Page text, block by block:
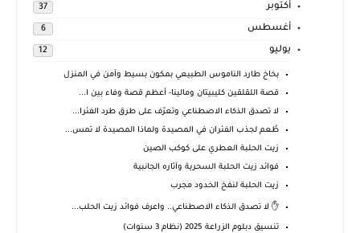
أكتوبر 37
أغسطس 6
يوليو 12
بخاخ طارد الناموس الطبيعي بمكون بسيط وآمن في المنزل
قصة اللقلقين كليبيتان ومالينا- أعظم قصة وفاء بين ا...
لا تصدق الذكاء الاصطناعي وتعرّف على طرق طرد الفئرا...
طُعم لجذب الفئران في المصيدة ولماذا المصيدة لا تمس...
زيت الحلبة العطري على كوكب الصين
فوائد زيت الحلبة السحرية وآثاره الجانبية
زيت الحلبة لنفخ الخدود مجرب
✋ لا تصدق الذكاء الاصطناعي.. واعرف فوائد زيت الحلب...
تنسيق دبلوم الزراعة 2025 (نظام 3 سنوات)